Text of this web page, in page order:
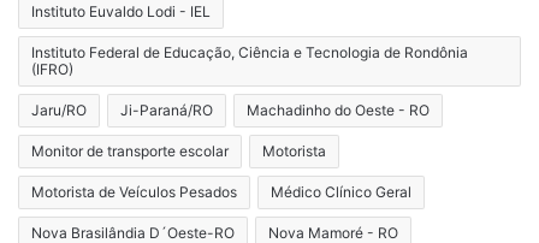
Instituto Euvaldo Lodi - IEL
Instituto Federal de Educação, Ciência e Tecnologia de Rondônia
(IFRO)
Jaru/RO Ji-Paraná/RO Machadinho do Oeste - RO
Monitor de transporte escolar Motorista
Motorista de Veículos Pesados Médico Clínico Geral
Nova Brasilândia D´Oeste-RO Nova Mamoré - RO